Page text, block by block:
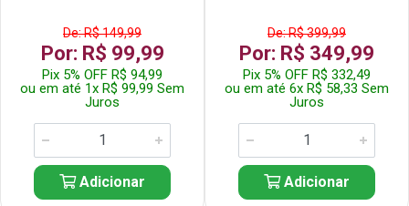
De: R$ 149,99
Por: R$ 99,99
Pix 5% OFF R$ 94,99
ou em até 1x R$ 99,99 Sem
Juros
Adicionar
De: R$ 399,99
Por: R$ 349,99
Pix 5% OFF R$ 332,49
ou em até 6x R$ 58,33 Sem
Juros
Adicionar